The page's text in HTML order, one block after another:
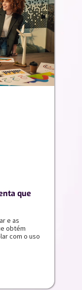
que
e as
obtém
com o uso